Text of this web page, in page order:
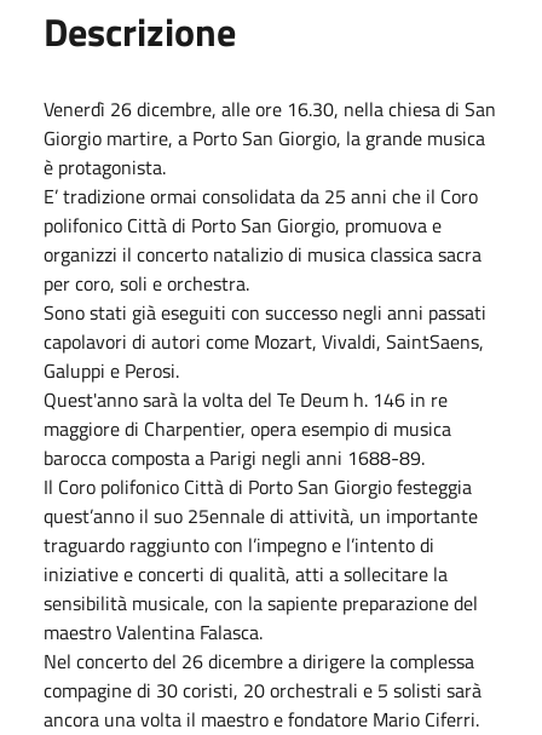
Descrizione
Venerdì 26 dicembre, alle ore 16.30, nella chiesa di San
Giorgio martire, a Porto San Giorgio, la grande musica
è protagonista.
E’ tradizione ormai consolidata da 25 anni che il Coro
polifonico Città di Porto San Giorgio, promuova e
organizzi il concerto natalizio di musica classica sacra
per coro, soli e orchestra.
Sono stati già eseguiti con successo negli anni passati
capolavori di autori come Mozart, Vivaldi, SaintSaens,
Galuppi e Perosi.
Quest'anno sarà la volta del Te Deum h. 146 in re
maggiore di Charpentier, opera esempio di musica
barocca composta a Parigi negli anni 1688-89.
Il Coro polifonico Città di Porto San Giorgio festeggia
quest’anno il suo 25ennale di attività, un importante
traguardo raggiunto con l’impegno e l’intento di
iniziative e concerti di qualità, atti a sollecitare la
sensibilità musicale, con la sapiente preparazione del
maestro Valentina Falasca.
Nel concerto del 26 dicembre a dirigere la complessa
compagine di 30 coristi, 20 orchestrali e 5 solisti sarà
ancora una volta il maestro e fondatore Mario Ciferri.